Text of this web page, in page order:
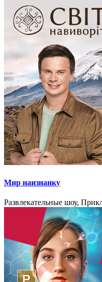
Мир наизнанку
Развлекательные шоу,